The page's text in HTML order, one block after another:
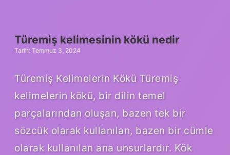
Türemiş kelimesinin kökü nedir
Tarih: Temmuz 3, 2024
Türemiş Kelimelerin Kökü Türemiş
kelimelerin kökü, bir dilin temel
parçalarından oluşan, bazen tek bir
sözcük olarak kullanılan, bazen bir cümle
olarak kullanılan ana unsurlardır. Kök